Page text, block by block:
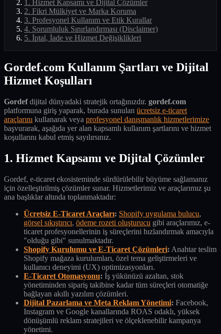
1. Hizmet Kapsamı ve Dijital Çözümler
2. Fikri Mülkiyet ve Marka Koruma
3. Profesyonel Kullanım ve Etik Kurallar
4. Sorumluluk Sınırlandırması (Disclaimer)
5. İptal, İade ve Hizmet Değişiklikleri
Gordef.com Kullanım Şartları ve Dijital
Hizmet Koşulları
Gordefdijital dünyadaki stratejik ortağınızdır. gordef.com
platformuna giriş yaparak, burada sunulan ücretsiz e-ticaret
araçlarını kullanarak veya profesyonel danışmanlık hizmetlerimize
başvurarak, aşağıda yer alan kapsamlı kullanım şartlarını ve hizmet
koşullarını kabul etmiş sayılırsınız.
1. Hizmet Kapsamı ve Dijital Çözümler
Gordef, e-ticaret ekosisteminde sürdürülebilir büyüme sağlamanız
için özelleştirilmiş çözümler sunar. Hizmetlerimiz ve araçlarımız şu
ana başlıklar altında toplanmaktadır:
Ücretsiz E-Ticaret Araçları: Shopify uygulama bulucu,
görsel sıkıştırıcı, ödeme rozeti oluşturucu gibi araçlarımız, e-
ticaret profesyonellerinin iş süreçlerini hızlandırmak amacıyla
"olduğu gibi" sunulmaktadır.
Shopify Kurulumu ve E-Ticaret Çözümleri: Anahtar teslim
Shopify mağaza kurulumları, özel tema geliştirmeleri ve
kullanıcı deneyimi (UX) optimizasyonları.
E-Ticaret Otomasyonu: İş yükünüzü azaltan, stok
yönetiminden sipariş takibine kadar tüm süreçleri otomatiğe
bağlayan akıllı yazılım çözümleri.
Dijital Pazarlama ve Meta Reklam Yönetimi: Facebook,
Instagram ve Google kanallarında ROAS odaklı, yüksek
dönüşümlü reklam stratejileri ve ölçeklenebilir kampanya
yönetimi.